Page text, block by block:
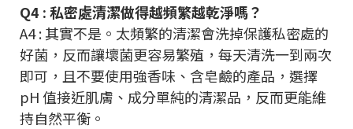
Q4 : 私密處清潔做得越頻繁越乾淨嗎？
A4 : 其實不是。太頻繁的清潔會洗掉保護私密處的
好菌，反而讓壞菌更容易繁殖，每天清洗一到兩次
即可，且不要使用強香味、含皂鹼的產品，選擇
pH 值接近肌膚、成分單純的清潔品，反而更能維
持自然平衡。